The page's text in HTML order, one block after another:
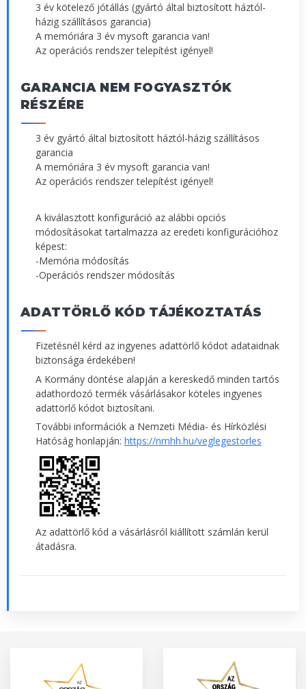
3 év kötelező jótállás (gyártó által biztosított háztól-
házig szállításos garancia)
A memóriára 3 év mysoft garancia van!
Az operációs rendszer telepítést igényel!
GARANCIA NEM FOGYASZTÓK
RÉSZÉRE
3 év gyártó által biztosított háztól-házig szállításos
garancia
A memóriára 3 év mysoft garancia van!
Az operációs rendszer telepítést igényel!
A kiválasztott konfiguráció az alábbi opciós
módosításokat tartalmazza az eredeti konfigurációhoz
képest:
-Memória módosítás
-Operációs rendszer módosítás
ADATTÖRLŐ KÓD TÁJÉKOZTATÁS
Fizetésnél kérd az ingyenes adattörlő kódot adataidnak
biztonsága érdekében!
A Kormány döntése alapján a kereskedő minden tartós
adathordozó termék vásárlásakor köteles ingyenes
adattörlő kódot biztosítani.
További információk a Nemzeti Média- és Hírközlési
Hatóság honlapján: https://nmhh.hu/veglegestorles
Az adattörlő kód a vásárlásról kiállított számlán kerül
átadásra.